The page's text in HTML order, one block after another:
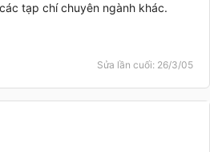
tạp chí chuyên ngành khác.
Sửa lần cuối: 26/3/05